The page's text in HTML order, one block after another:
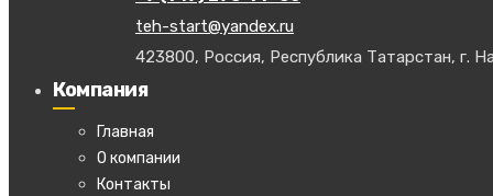
teh-start@yandex.ru
423800, Россия, Республика Татарстан, г.
Компания
Главная
О компании
Контакты